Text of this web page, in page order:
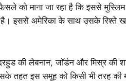
को माना जा रहा है क‍ि इससे
इससे अमेर‍िका के साथ उसके र‍िश्ते
की लेबनान, जॉर्डन और मिस्र
तहत इस समूह को किसी भी तरह की